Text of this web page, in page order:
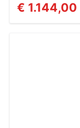
€ 1.144,00